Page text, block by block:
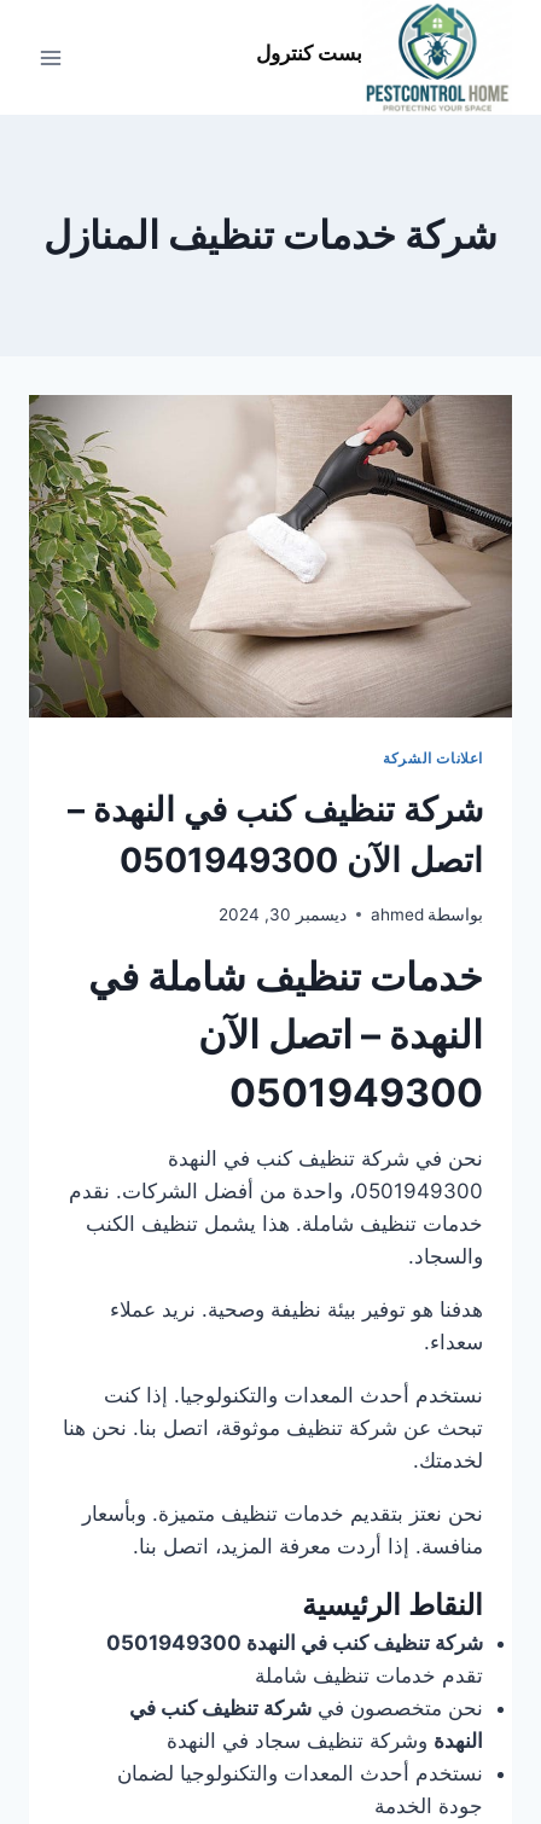
المحتوى
بست كنترول
شركة خدمات تنظيف المنازل
اعلانات الشركة
شركة تنظيف كنب في النهدة –
اتصل الآن 0501949300
بواسطة ahmed ديسمبر 30, 2024
خدمات تنظيف شاملة في
النهدة – اتصل الآن
0501949300
نحن في شركة تنظيف كنب في النهدة
0501949300، واحدة من أفضل الشركات. نقدم
خدمات تنظيف شاملة. هذا يشمل تنظيف الكنب
والسجاد.
هدفنا هو توفير بيئة نظيفة وصحية. نريد عملاء
سعداء.
نستخدم أحدث المعدات والتكنولوجيا. إذا كنت
تبحث عن شركة تنظيف موثوقة، اتصل بنا. نحن هنا
لخدمتك.
نحن نعتز بتقديم خدمات تنظيف متميزة. وبأسعار
منافسة. إذا أردت معرفة المزيد، اتصل بنا.
النقاط الرئيسية
شركة تنظيف كنب في النهدة 0501949300
تقدم خدمات تنظيف شاملة
نحن متخصصون في شركة تنظيف كنب في
النهدة وشركة تنظيف سجاد في النهدة
نستخدم أحدث المعدات والتكنولوجيا لضمان
جودة الخدمة